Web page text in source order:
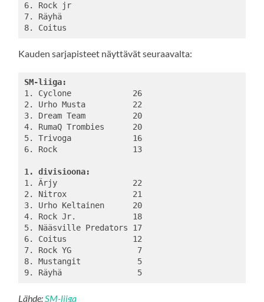
6. Rock jr
7. Räyhä
Kauden sarjapisteet näyttävät seuraavalta:
SM-liiga:
1. Cyclone             26
2. Urho Musta          22
3. Dream Team          20
4. RumaQ Trombies      20
5. Trivoga             16
6. Rock                13
1. divisioona:
1. Ärjy                22
2. Nitrox              21
3. Urho Keltainen      20
4. Rock Jr.            18
5. Nääsville Predators 17
6. Coitus              12
7. Rock YG              7
8. Mustangit            5
9. Räyhä                5
Lähde: SM-liiga